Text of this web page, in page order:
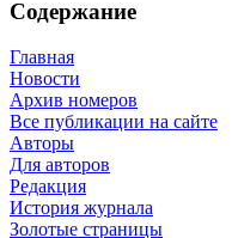
Содержание
Главная
Новости
Архив номеров
Все публикации на сайте
Авторы
Для авторов
Редакция
История журнала
Золотые страницы